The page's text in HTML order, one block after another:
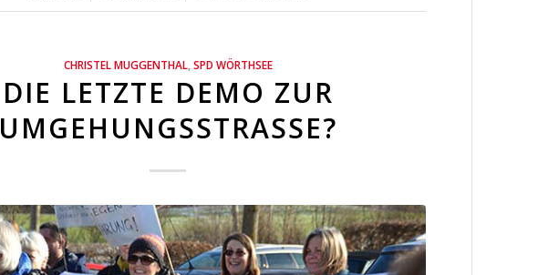
CHRISTEL MUGGENTHAL, SPD WÖRTHSEE
DIE LETZTE DEMO ZUR
UMGEHUNGSSTRASSE?